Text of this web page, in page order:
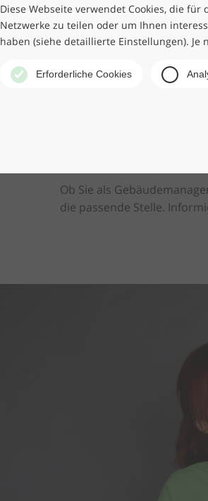
Diese Webseite verwendet Cookies, die
Netzwerke zu teilen oder um Ihnen
haben (siehe detaillierte Einstellungen).
Erforderliche Cookies
Ob Sie als
die passende Stelle.